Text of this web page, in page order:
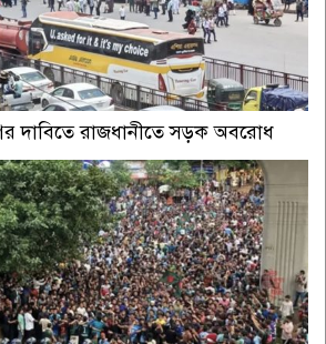
দাবিতে রাজধানীতে সড়ক অবরোধ